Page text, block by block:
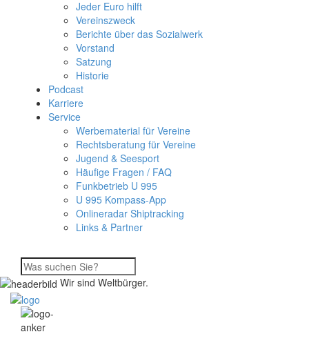
Jeder Euro hilft
Vereinszweck
Berichte über das Sozialwerk
Vorstand
Satzung
Historie
Podcast
Karriere
Service
Werbematerial für Vereine
Rechtsberatung für Vereine
Jugend & Seesport
Häufige Fragen / FAQ
Funkbetrieb U 995
U 995 Kompass-App
Onlineradar Shiptracking
Links & Partner
Wir sind Weltbürger.